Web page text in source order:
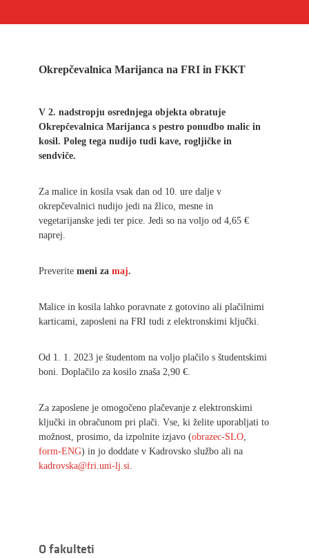
Okrepčevalnica Marijanca na FRI in FKKT
V 2. nadstropju osrednjega objekta obratuje
Okrepčevalnica Marijanca s pestro ponudbo malic in
kosil. Poleg tega nudijo tudi kave, rogljičke in
sendviče.
Za malice in kosila vsak dan od 10. ure dalje v
okrepčevalnici nudijo jedi na žlico, mesne in
vegetarijanske jedi ter pice. Jedi so na voljo od 4,65 €
naprej.
Preverite meni za maj.
Malice in kosila lahko poravnate z gotovino ali plačilnimi
karticami, zaposleni na FRI tudi z elektronskimi ključki.
Od 1. 1. 2023 je študentom na voljo plačilo s študentskimi
boni. Doplačilo za kosilo znaša 2,90 €.
Za zaposlene je omogočeno plačevanje z elektronskimi
ključki in obračunom pri plači. Vse, ki želite uporabljati to
možnost, prosimo, da izpolnite izjavo (obrazec-SLO,
form-ENG) in jo doddate v Kadrovsko službo ali na
kadrovska@fri.uni-lj.si.
O fakulteti